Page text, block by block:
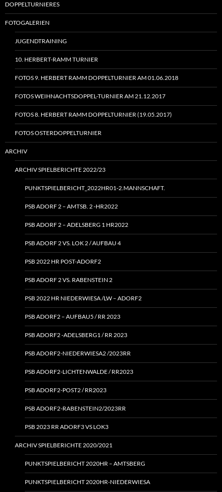
DOPPELTURNIERES
FOTOGALERIEN
JUGENDTRAINING
10. HERBERT-RAMM TURNIER
FOTOS 9. HERBERT RAMM DOPPELTURNIER AM 01.06.2018
FOTOS WEIHNACHTSDOPPEL-TURNIER AM 21.12.2017
FOTOS 8. HERBERT RAMM DOPPELTURNIER (19.05.2017)
FOTOS OSTERDOPPELTURNIER
ARCHIV
ARCHIV SPIELBERICHTE 2022/23
PUNKTSPIELBERICHT_2022HR01‑2.MANNSCHAFT.
PSB ADORF 2 – AMTSB. 2 ‑HR2022
PSB ADORF 2 – ADELSBERG 1 HR2022
PSB ADORF 2 VS. LOK 2 / AUFBAU 4
PSB 2022 HR POST-ADORF2
PSB ADORF 2 VS. RABENSTEIN 2
PSB 2022 HR NIEDERWIESA /LW – ADORF2
PSB ADORF2 – AUFBAU5 / RR 2023
PSB ADORF2 ‑ADELSBERG1 / RR 2023
PSB ADORF2-NIEDERWIESA2 /2023RR
PSB ADORF2-LICHTENWALDE / RR2023
PSB ADORF2-POST2 / RR2023
PSB ADORF2-RABENSTEIN2/2023RR
PSB 2023 RR ADORF3 VS LOK3
ARCHIV SPIELBERICHTE 2020/2021
PUNKTSPIELBERICHT 2020HR – AMTSBERG
PUNKTSPIELBERICHT 2020HR-NIEDERWIESA